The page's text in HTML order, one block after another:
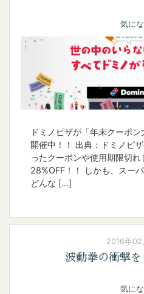
気に
ドミノピザが「年末クーポ
開催中！！ 出典：ドミノピ
ったクーポンや使用期限切
28%OFF！！ しかも、スー
どんな […]
2016年02
波動拳の衝撃を
気に